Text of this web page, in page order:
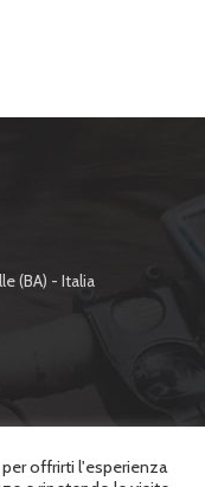
(BA) - Italia
offrirti l'esperienza